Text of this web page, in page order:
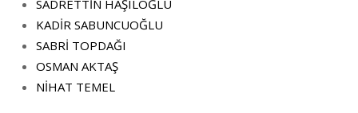
SADRETTİN HAŞILOĞLU
KADİR SABUNCUOĞLU
SABRİ TOPDAĞI
OSMAN AKTAŞ
NİHAT TEMEL